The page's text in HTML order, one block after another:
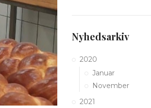
Nyhedsarkiv
2020
Januar
November
2021